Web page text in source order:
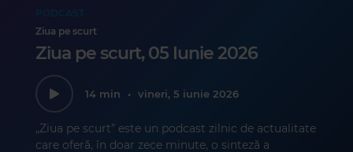
Ziua pe scurt
Ziua pe scurt, 05 Iunie 2026
14 min • vineri, 5 iunie 2026
„Ziua pe scurt” este un podcast zilnic de actualitate
care oferă, în doar zece minute, o sinteză a